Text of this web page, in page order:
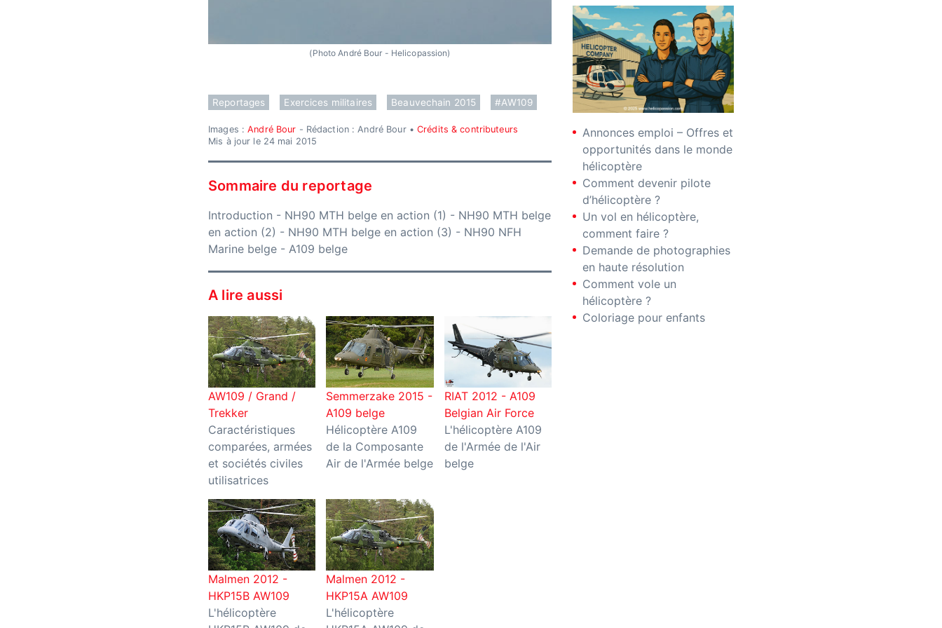
(Photo André Bour - Helicopassion)
Reportages Exercices militaires Beauvechain 2015 #AW109
Images :André Bour - Rédaction : André Bour •Crédits & contributeurs
Mis à jour le 24 mai 2015
Sommaire du reportage
Introduction - NH90 MTH belge en action (1) - NH90 MTH belge
en action (2) - NH90 MTH belge en action (3) - NH90 NFH
Marine belge - A109 belge
A lire aussi
AW109 / Grand /
Trekker
Caractéristiques
comparées, armées
et sociétés civiles
utilisatrices
Semmerzake 2015 -
A109 belge
Hélicoptère A109
de la Composante
Air de l'Armée belge
RIAT 2012 - A109
Belgian Air Force
L'hélicoptère A109
de l'Armée de l'Air
belge
Malmen 2012 -
HKP15B AW109
L'hélicoptère
Malmen 2012 -
HKP15A AW109
L'hélicoptère
Annonces emploi – Offres et
opportunités dans le monde
hélicoptère
Comment devenir pilote
d’hélicoptère ?
Un vol en hélicoptère,
comment faire ?
Demande de photographies
en haute résolution
Comment vole un
hélicoptère ?
Coloriage pour enfants